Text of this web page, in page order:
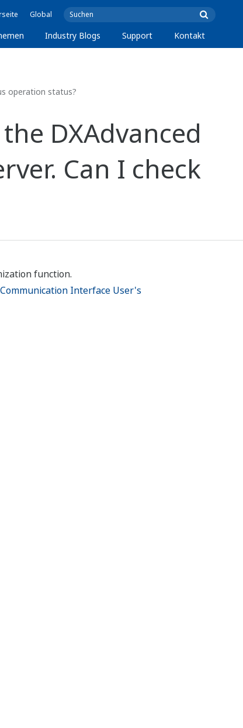
Global
Industry Blogs Support Kontakt
operation status?
DXAdvanced
Can I check
function.
Interface User's